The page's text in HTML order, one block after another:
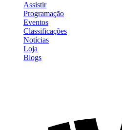
Assistir
Programação
Eventos
Classificações
Notícias
Loja
Blogs